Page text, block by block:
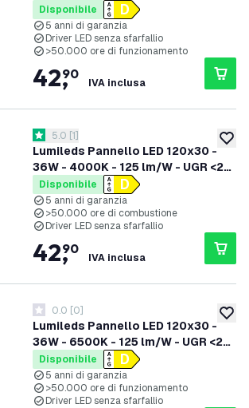
- 5 anni di garanzia - Incluso Driver
LED Dimmerabile
Disponibile
5 anni di garanzia
Driver LED senza sfarfallio
>50.000 ore di funzionamento
42,
90
IVA inclusa
Lumileds Pannello LED 120x30 -
36W - 4000K - 125 lm/W - UGR <22
- 5 anni di garanzia - Incluso Driver
LED Dimmerabile
apri il cassetto delle recensioni
5 stelle di valutazione
5.0 [1]
Disponibile
5 anni di garanzia
>50.000 ore di combustione
Driver LED senza sfarfallio
42,
90
IVA inclusa
Lumileds Pannello LED 120x30 -
36W - 6500K - 125 lm/W - UGR <22
- 5 anni di garanzia - Incluso Driver
LED Dimmerabile
0 stelle di valutazione
0.0 [0]
Disponibile
5 anni di garanzia
>50.000 ore di funzionamento
Driver LED senza sfarfallio